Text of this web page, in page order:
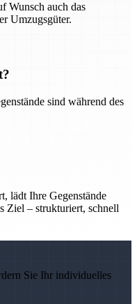
Wunsch auch das
Umzugsgüter.
sind während des
lädt Ihre Gegenstände
Ziel – strukturiert, schnell
Sie Ihr individuelles